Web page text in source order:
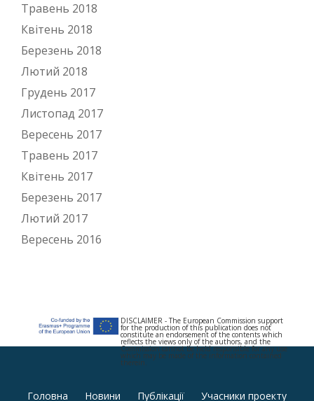
Травень 2018
Квітень 2018
Березень 2018
Лютий 2018
Грудень 2017
Листопад 2017
Вересень 2017
Травень 2017
Квітень 2017
Березень 2017
Лютий 2017
Вересень 2016
DISCLAIMER - The European Commission support
for the production of this publication does not
constitute an endorsement of the contents which
reflects the views only of the authors, and the
Commission cannot be held responsible for any use
which may be made of the information contained
therein.
Головна Новини Публікації Учасники проекту